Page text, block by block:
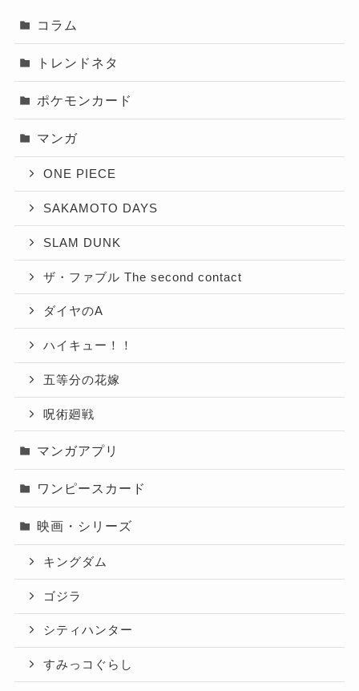
コラム
トレンドネタ
ポケモンカード
マンガ
ONE PIECE
SAKAMOTO DAYS
SLAM DUNK
ザ・ファブル The second contact
ダイヤのA
ハイキュー！！
五等分の花嫁
呪術廻戦
マンガアプリ
ワンピースカード
映画・シリーズ
キングダム
ゴジラ
シティハンター
すみっコぐらし